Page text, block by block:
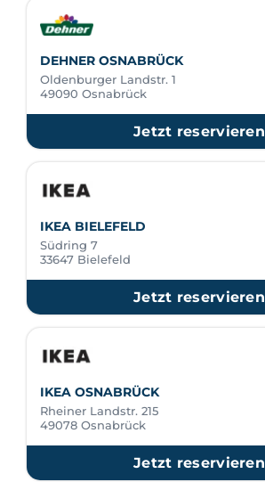
DEHNER OSNABRÜCK
Oldenburger Landstr. 1
49090 Osnabrück
Jetzt reservieren
IKEA BIELEFELD
Südring 7
33647 Bielefeld
Jetzt reservieren
IKEA OSNABRÜCK
Rheiner Landstr. 215
49078 Osnabrück
Jetzt reservieren